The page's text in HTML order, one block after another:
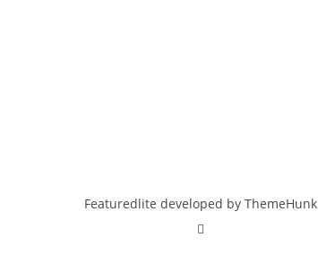
Featuredlite developed by ThemeHunk